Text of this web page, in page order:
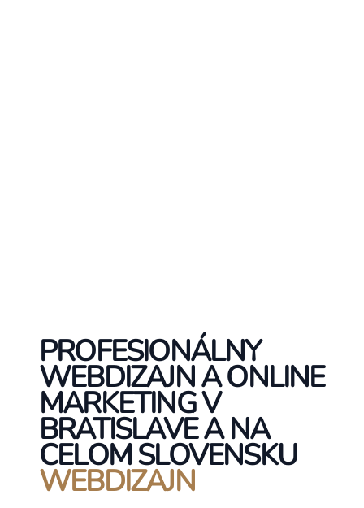
PROFESIONÁLNY
WEBDIZAJN A ONLINE
MARKETING V
BRATISLAVE A NA
CELOM SLOVENSKU
WEBDIZAJN